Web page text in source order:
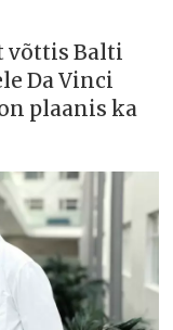
võttis Balti
Da Vinci
plaanis ka